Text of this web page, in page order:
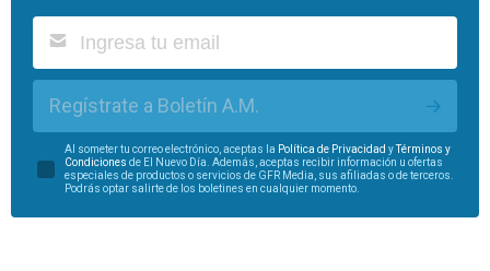
Regístrate a Boletín A.M.
Al someter tu correo electrónico, aceptas la Política de Privacidad y
Términos y
Condiciones de El Nuevo Día. Además, aceptas recibir información u ofertas
especiales de productos o servicios de GFR Media, sus afiliadas o de terceros.
Podrás optar salirte de los boletines en cualquier momento.